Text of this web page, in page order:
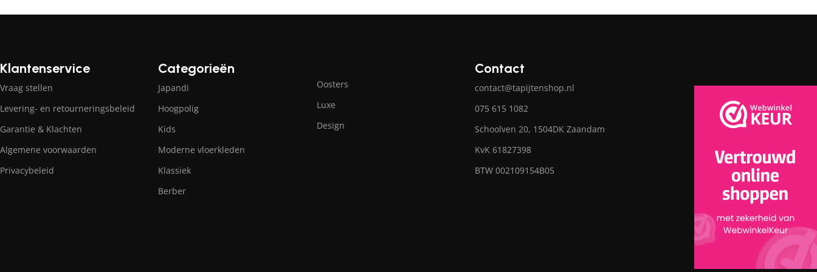
Klantenservice
Vraag stellen
Levering- en retourneringsbeleid
Garantie & Klachten
Algemene voorwaarden
Privacybeleid
Categorieën
Japandi
Hoogpolig
Kids
Moderne vloerkleden
Klassiek
Berber
Oosters
Luxe
Design
Contact
contact@tapijtenshop.nl
075 615 1082
Schoolven 20, 1504DK Zaandam
KvK 61827398
BTW 002109154B05